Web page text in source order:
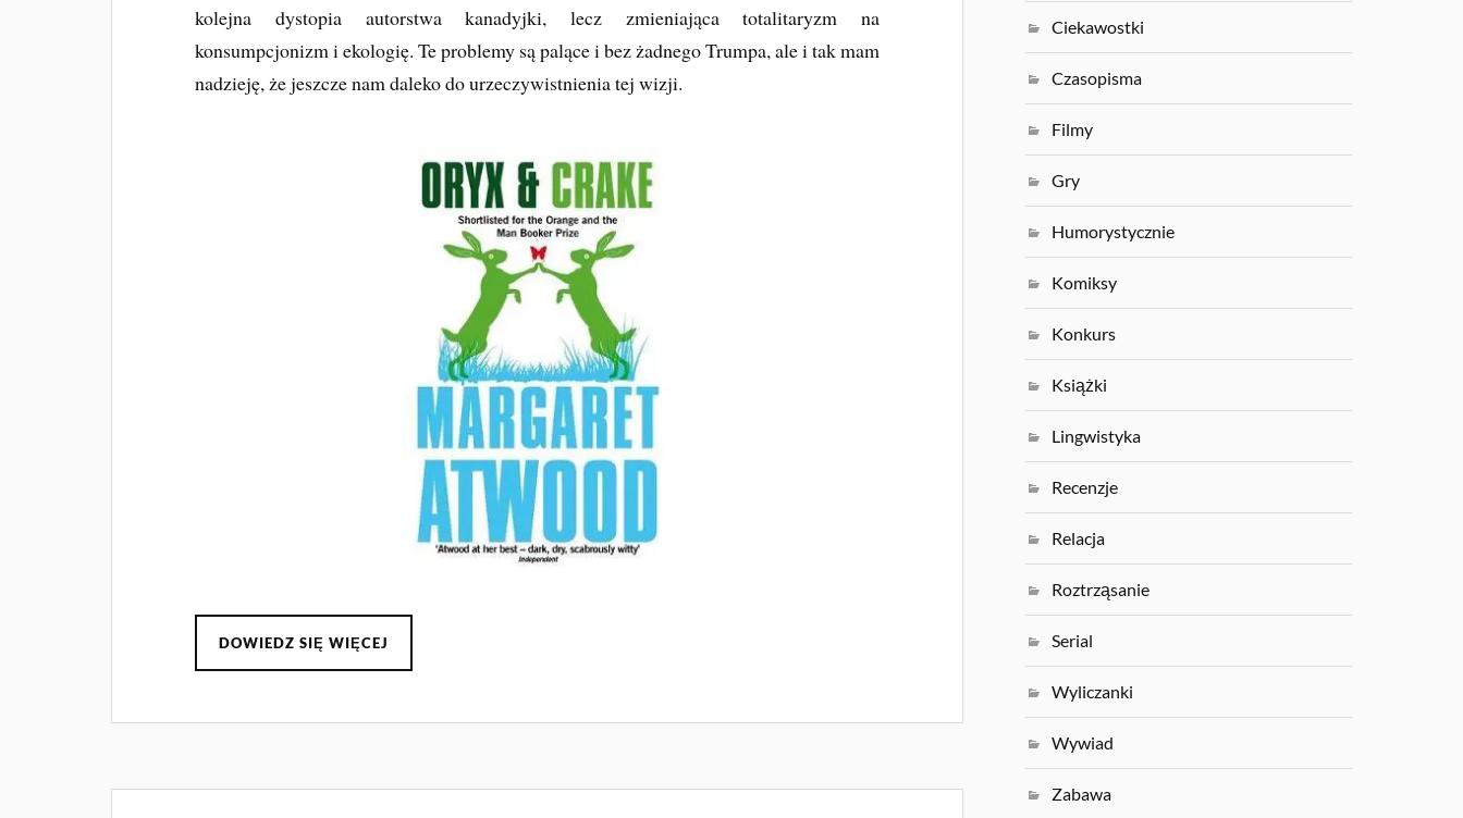
kolejna dystopia autorstwa kanadyjki, lecz zmieniająca totalitaryzm na
konsumpcjonizm i ekologię. Te problemy są palące i bez żadnego Trumpa, ale i tak mam
nadzieję, że jeszcze nam daleko do urzeczywistnienia tej wizji.
DOWIEDZ SIĘ WIĘCEJ
Ciekawostki
Czasopisma
Filmy
Gry
Humorystycznie
Komiksy
Konkurs
Książki
Lingwistyka
Recenzje
Relacja
Roztrząsanie
Serial
Wyliczanki
Wywiad
Zabawa